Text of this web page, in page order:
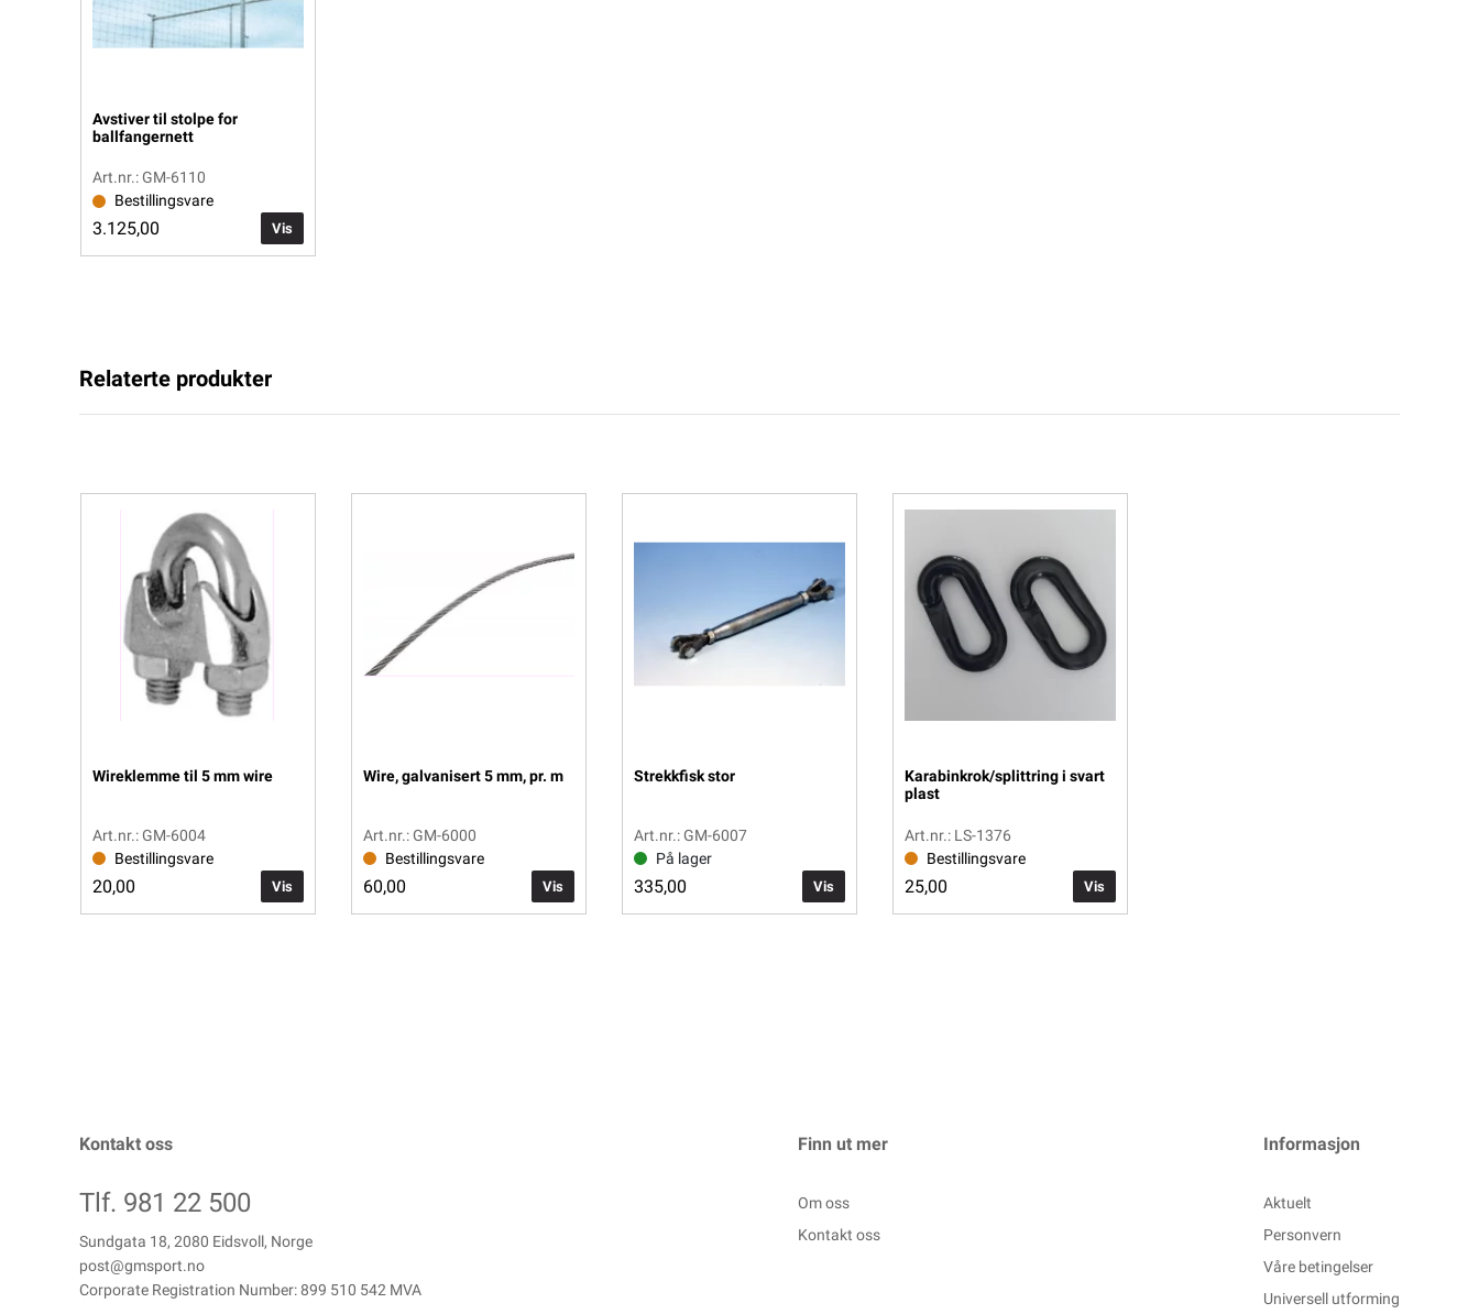
Avstiver til stolpe for
ballfangernett
Art.nr.: GM-6110
Bestillingsvare
3.125,00 Vis
Relaterte produkter
Wireklemme til 5 mm wire
Art.nr.: GM-6004
Bestillingsvare
20,00 Vis
Wire, galvanisert 5 mm, pr. m
Art.nr.: GM-6000
Bestillingsvare
60,00 Vis
Strekkfisk stor
Art.nr.: GM-6007
På lager
335,00 Vis
Karabinkrok/splittring i svart
plast
Art.nr.: LS-1376
Bestillingsvare
25,00 Vis
Kontakt oss
Tlf. 981 22 500
Sundgata 18, 2080 Eidsvoll, Norge
post@gmsport.no
Corporate Registration Number: 899 510 542 MVA
Finn ut mer
Om oss
Kontakt oss
Informasjon
Aktuelt
Personvern
Våre betingelser
Universell utforming